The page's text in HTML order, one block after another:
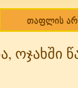
თაფლის